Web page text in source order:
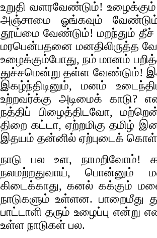
உறுதி வளரவேண்டும்!
அஞ்சாமை ஓங்கவும்
தூய்மை வேண்டும்! மறந்தும் தீச்
மரபென்பதனை மனதிலிருத்த
உழைக்கும்போது, நம் மானம்
துச்சமென்று தள்ள வேண்டும்!
இகழ்ந்திடினும், மனம்
உற்றவர்க்கு அடிமைக் காடு?
நத்திப் பிழைத்திடவோ,
திறை கட்டா, ஏற்றமிகு
இதயம் தன்னில் ஏற்புடைக்
நாடு பல உள,
நலமற்றதுவாய், பொன்னும்
கிடைக்காது, கனல் கக்கும்
நாடுகளும் உள்ளன. பாறைமீது
பாட்டாளி தரும் உழைப்பு
உள்ள நாடுகள் பல.